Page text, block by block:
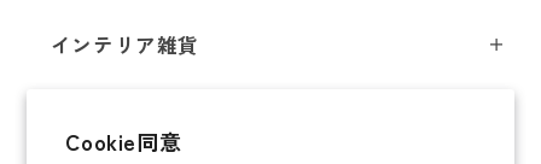
Cookie同意
テーブルライト
ブラケットライト
チェア
ソファ / ベンチ
インテリア雑貨
オブジェ
即納商品